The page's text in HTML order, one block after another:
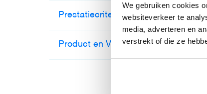
We gebruiken cookies
websiteverkeer te
media, adverteren en
verstrekt of die ze
Prestatiecriteria
Product en Veiligheidsblad